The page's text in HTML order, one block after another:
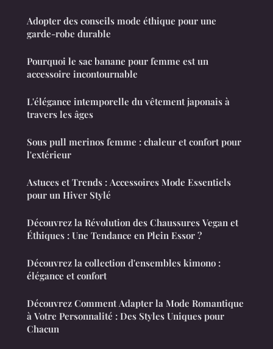
Adopter des conseils mode éthique pour une
garde-robe durable
Pourquoi le sac banane pour femme est un
accessoire incontournable
L'élégance intemporelle du vêtement japonais à
travers les âges
Sous pull merinos femme : chaleur et confort pour
l'extérieur
Astuces et Trends : Accessoires Mode Essentiels
pour un Hiver Stylé
Découvrez la Révolution des Chaussures Vegan et
Éthiques : Une Tendance en Plein Essor ?
Découvrez la collection d'ensembles kimono :
élégance et confort
Découvrez Comment Adapter la Mode Romantique
à Votre Personnalité : Des Styles Uniques pour
Chacun